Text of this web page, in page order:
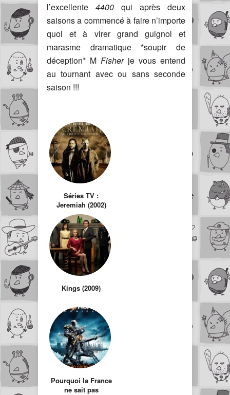
l’excellente 4400 qui après deux
saisons a commencé à faire n’importe
quoi et à virer grand guignol et
marasme dramatique *soupir de
déception* M Fisherje vous entend
au tournant avec ou sans seconde
saison !!!
Séries TV :
Jeremiah (2002)
Kings (2009)
Pourquoi la France
ne sait pas